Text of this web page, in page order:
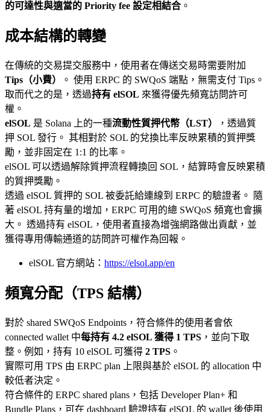
的可達性與適當的 Priority fee 設定相結合 。
成本結構的轉變
在傳統的交易提交服務中，使用者在傳送交易時需要附加
Tips（小費）
。 使用 ERPC 的 SWQoS 端點，無需支付 Tips。
取而代之的是，透過持有 elSOL 來獲得優先頻寬訪問許可
權。
elSOL 是 Solana 上的一種流動性質押代幣（LST）
，透過質
押 SOL 發行。 其相對於 SOL 的兌換比率反映累積的質押獎
勵，並非固定在 1 :1 的比率。
elSOL 可以透過解除質押流程轉換回 SOL，結算時會反映累積
的質押獎勵。
透過 elSOL 質押的 SOL 被委託給連線到 ERPC 的驗證者。 隨
著 elSOL 持有量的增加，ERPC 可用的總 SWQoS 頻寬也會擴
大。 透過持有 elSOL，使用者直接為增強網路做出貢獻，並
獲得專用傳輸通道的訪問許可權作為回報。
elSOL 官方網站： https://elsol.app/en
頻寬分配（TPS 結構）
對於 shared SWQoS Endpoints，符合條件的使用者會依
connected wallet 中每持有 4.2 elSOL 獲得 1 TPS ，並向下取
整。例如，持有 10 elSOL 可獲得 2 TPS 。
實際可用 TPS 由 ERPC plan 上限與基於 elSOL 的 allocation 中
較低者決定。
符合條件的 ERPC shared plans，包括 Developer Plan+ 和
Bundle Plans，可在 dashboard 驗證持有 elSOL 的 wallet 後使用